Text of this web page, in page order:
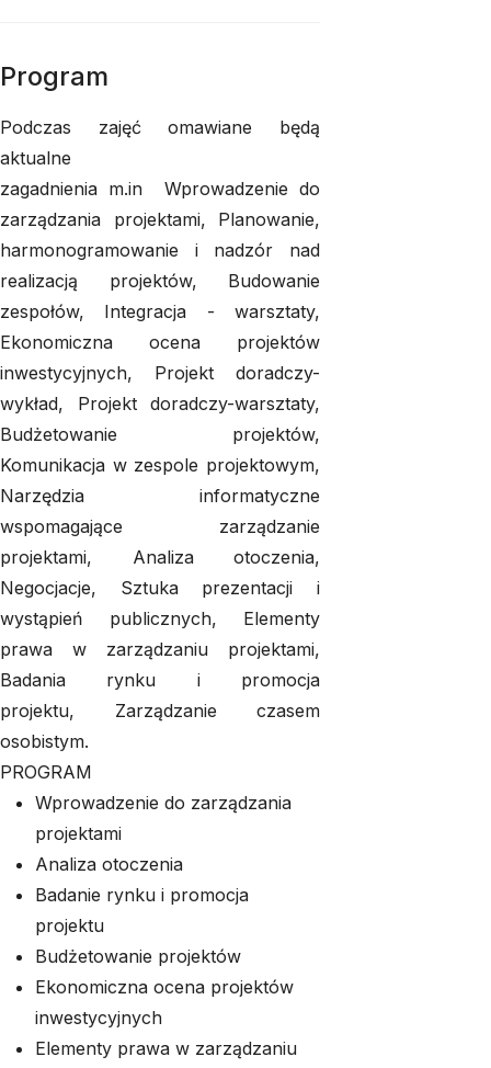
Program
Podczas zajęć omawiane będą
aktualne
zagadnienia m.in Wprowadzenie do
zarządzania projektami, Planowanie,
harmonogramowanie i nadzór nad
realizacją projektów, Budowanie
zespołów, Integracja - warsztaty,
Ekonomiczna ocena projektów
inwestycyjnych, Projekt doradczy-
wykład, Projekt doradczy-warsztaty,
Budżetowanie projektów,
Komunikacja w zespole projektowym,
Narzędzia informatyczne
wspomagające zarządzanie
projektami, Analiza otoczenia,
Negocjacje, Sztuka prezentacji i
wystąpień publicznych, Elementy
prawa w zarządzaniu projektami,
Badania rynku i promocja
projektu, Zarządzanie czasem
osobistym.
PROGRAM
Wprowadzenie do zarządzania
projektami
Analiza otoczenia
Badanie rynku i promocja
projektu
Budżetowanie projektów
Ekonomiczna ocena projektów
inwestycyjnych
Elementy prawa w zarządzaniu